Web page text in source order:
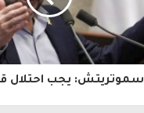
سموتريتش: يجب احتلال